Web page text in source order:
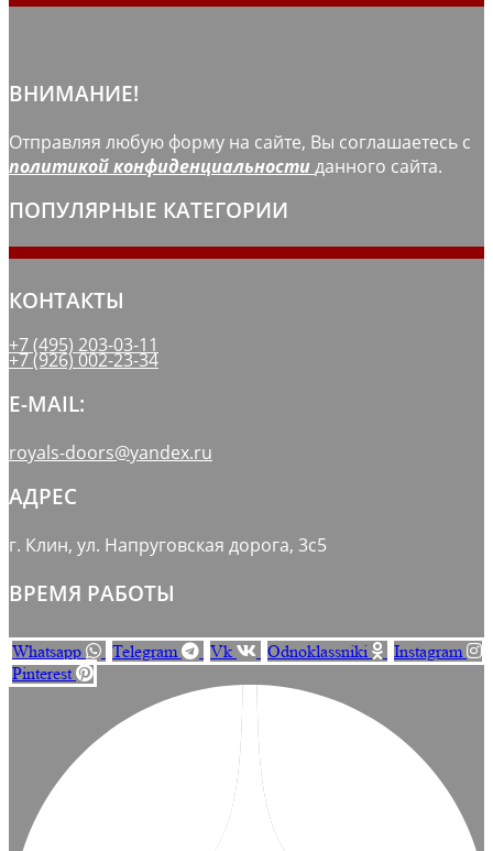
ВНИМАНИЕ!
Отправляя любую форму на сайте, Вы соглашаетесь с
политикой конфиденциальностиданного сайта.
ПОПУЛЯРНЫЕ КАТЕГОРИИ
КОНТАКТЫ
+7 (495) 203-03-11
+7 (926) 002-23-34
E-MAIL:
royals-doors@yandex.ru
АДРЕС
г. Клин, ул. Напруговская дорога, 3с5
ВРЕМЯ РАБОТЫ
Whatsapp Telegram Vk Odnoklassniki
Instagram
Pinterest